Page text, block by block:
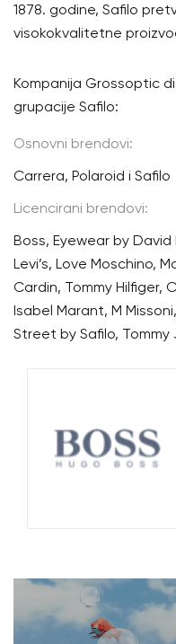
1878. godine, Safilo
visokokvalitetne
Kompanija Grossoptic
grupacije Safilo:
Osnovni brendovi:
Carrera, Polaroid i Safilo
Licencirani brendovi:
Boss, Eyewear by David
Levi’s, Love Moschino,
Cardin, Tommy Hilfiger,
Isabel Marant, M
Street by Safilo, Tommy